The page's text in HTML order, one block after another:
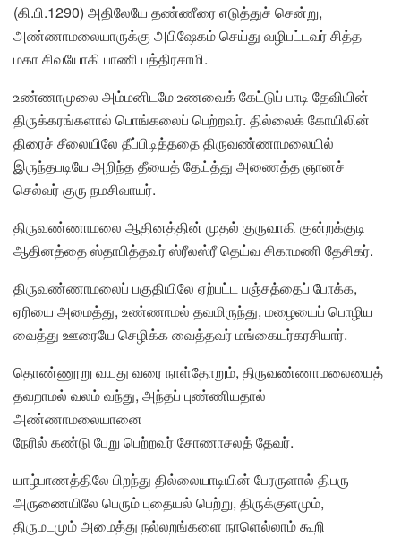
(கி.பி.1290) அதிலேயே தண்ணீரை எடுத்துச் சென்று,
அண்ணாமலையாருக்கு அபிஷேகம் செய்து வழிபட்டவர் சித்த
மகா சிவயோகி பாணி பத்திரசாமி.
உண்ணாமுலை அம்மனிடமே உணவைக் கேட்டுப் பாடி தேவியின்
திருக்கரங்களால் பொங்கலைப் பெற்றவர். தில்லைக் கோயிலின்
திரைச் சீலையிலே தீப்பிடித்ததை திருவண்ணாமலையில்
இருந்தபடியே அறிந்த தீயைத் தேய்த்து அணைத்த ஞானச்
செல்வர் குரு நமசிவாயர்.
திருவண்ணாமலை ஆதினத்தின் முதல் குருவாகி குன்றக்குடி
ஆதினத்தை ஸ்தாபித்தவர் ஸ்ரீலஸ்ரீ தெய்வ சிகாமணி தேசிகர்.
திருவண்ணாமலைப் பகுதியிலே ஏற்பட்ட பஞ்சத்தைப் போக்க,
ஏரியை அமைத்து, உண்ணாமல் தவமிருந்து, மழையைப் பொழிய
வைத்து ஊரையே செழிக்க வைத்தவர் மங்கையர்கரசியார்.
தொண்ணூறு வயது வரை நாள்தோறும், திருவண்ணாமலையைத்
தவறாமல் வலம் வந்து, அந்தப் புண்ணியதால்
அண்ணாமலையானை
நேரில் கண்டு பேறு பெற்றவர் சோணாசலத் தேவர்.
யாழ்பாணத்திலே பிறந்து தில்லையாடியின் பேரருளால் திபரு
அருணையிலே பெரும் புதையல் பெற்று, திருக்குளமும்,
திருமடமும் அமைத்து நல்லறங்களை நாளெல்லாம் கூறி